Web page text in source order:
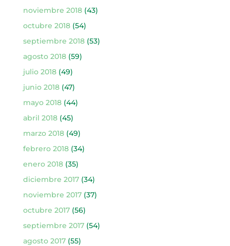
noviembre 2018(43)
octubre 2018(54)
septiembre 2018(53)
agosto 2018(59)
julio 2018(49)
junio 2018(47)
mayo 2018(44)
abril 2018(45)
marzo 2018(49)
febrero 2018(34)
enero 2018(35)
diciembre 2017(34)
noviembre 2017(37)
octubre 2017(56)
septiembre 2017(54)
agosto 2017(55)